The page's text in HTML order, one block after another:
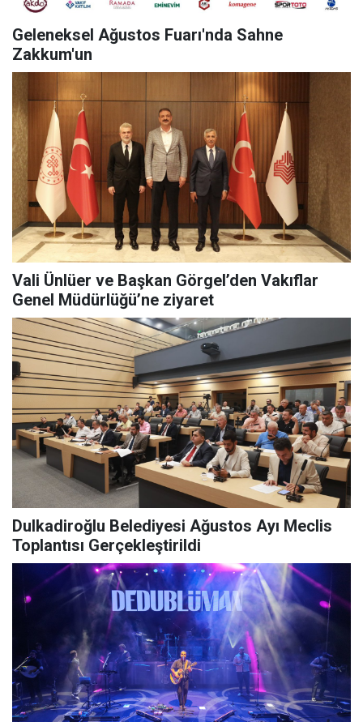
Geleneksel Ağustos Fuarı'nda Sahne
Zakkum'un
Vali Ünlüer ve Başkan Görgel’den Vakıflar
Genel Müdürlüğü’ne ziyaret
Dulkadiroğlu Belediyesi Ağustos Ayı Meclis
Toplantısı Gerçekleştirildi